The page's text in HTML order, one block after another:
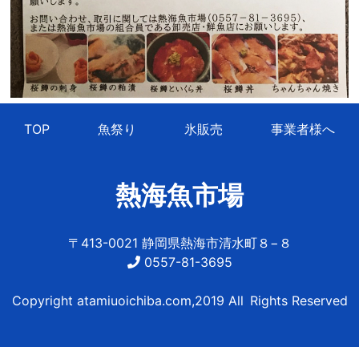
TOP 魚祭り 氷販売 事業者様へ
熱海魚市場
〒413-0021 静岡県熱海市清水町８−８
0557-81-3695
Copyright atamiuoichiba.com,2019 All Rights Reserved